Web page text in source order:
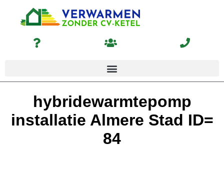
hybridewarmtepomp
installatie Almere Stad ID=
84